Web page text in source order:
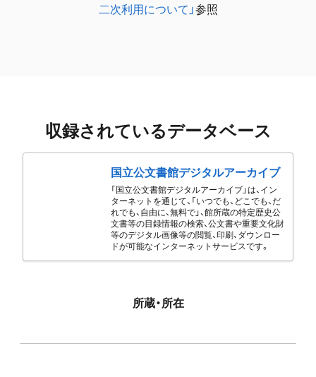
二次利用について」参照
収録されているデータベース
国立公文書館デジタルアーカイブ
「国立公文書館デジタルアーカイブ」は、イン
ターネットを通じて、「いつでも、どこでも、だ
れでも、自由に、無料で」、館所蔵の特定歴史公
文書等の目録情報の検索、公文書や重要文化財
等のデジタル画像等の閲覧、印刷、ダウンロー
ドが可能なインターネットサービスです。
所蔵・所在